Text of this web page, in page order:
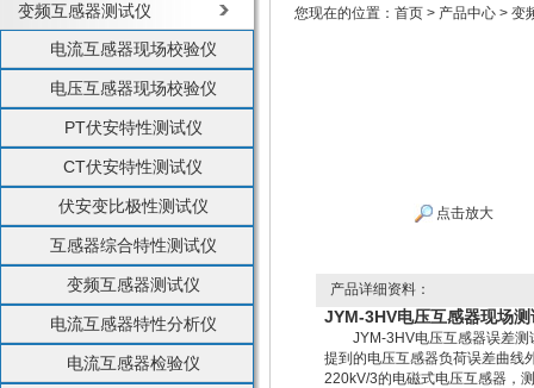
变频互感器测试仪
电流互感器现场校验仪
电压互感器现场校验仪
PT伏安特性测试仪
CT伏安特性测试仪
伏安变比极性测试仪
互感器综合特性测试仪
变频互感器测试仪
电流互感器特性分析仪
电流互感器检验仪
您现在的位置： 首页 > 产品中心 > 变
点击放大
产品详细资料：
JYM-3HV电压互感器现场测
JYM-3HV电压互感器误差测
提到的电压互感器负荷误差曲线
220kV/3的电磁式电压互感器，